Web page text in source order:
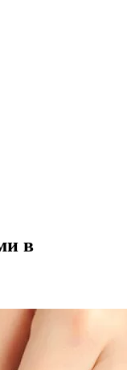
в